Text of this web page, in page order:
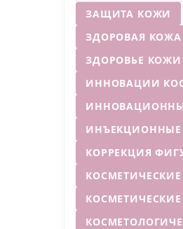
ЗАЩИТА КОЖИ
ЗДОРОВАЯ КОЖА
ЗДОРОВЬЕ КОЖИ
ИННОВАЦИИ
КОРРЕКЦИЯ
КОСМЕТИЧЕСКИЕ